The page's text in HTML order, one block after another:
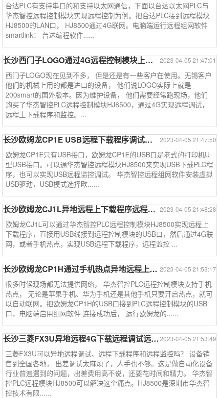
台达PLC有支持串口的和支持以太网通信，下面以台达以太网PLC与
华杰智控远程控制模块实现远程控制为例。把台达PLC接到远程模块
HJ8500的LAN口， HJ8500通过4G联网。电脑端运行远程组网软件
smartlink： 台达编程软件......
2023-04-05 21:47:01
长沙西门子LOGO通过4G远程控制模块上下载程序监控
西门子LOGO现在见到不多， 但是还是有一些客户在使用。无锡客户
他们的机械上用的都是进口的设备， 他们说LOGO实际上就是
200smart的国外版本。因为维护设备， 他们需要经常跑现场，他们
购买了华杰智控PLC远程控制模块HJ8500，通过4G实现远程调试，
远程上下载程序和监控。...
2023-04-05 21:47:50
长沙欧姆龙CP1E USB远程下载程序调试监控--欧姆龙系列案例
欧姆龙CP1E只有USB接口，欧姆龙CP1E的USB口是老式的打印机U
型USB接口。可以通华杰智控远程模块HJ8500来实现USB下载PLC程
序，也可以实现USB远程监控调试。 华杰智控远程组网软件安装虚拟
USB驱动，USB模式选择欧......
2023-04-05 21:48:28
长沙欧姆龙CJ1L异地远程上下载程序远程调试监控--欧姆龙系列
欧姆龙CJ1L可以通过华杰智控PLC远程控制模块HJ8500实现远程上
下载程序，直接用USB线接到远程控制模块的USB口，然后通过4G联
网，或者手机热点，实现USB远程下载程序，远程监控 ...
2023-04-05 21:53:17
长沙欧姆龙CP1H通过手机热点异地远程上下载程序--欧姆龙系列
很多时候现场都无法提供网络， 华杰智控PLC远程控制模块支持手机
热点， 无论是苹果手机、华为手机还是其他手机只要开启热点，就可
以自动联网。把欧姆龙CP1H的USB口接到PLC远程控制模块的USB
口，电脑端启用组网软件 连接成功后， 运行欧姆龙的......
2023-04-05 21:53:49
长沙三菱FX3U异地远程4G下载远程调试远程监控--三菱系列案例
三菱FX3U可以异地远程调试、远程下载程序和远程监控吗？ 设备销
售到全国各地， 出差调试太麻烦了，人手也不够。这是做自动化设备
行业普遍遇到的问题，出差费用高不说，还要花时间和精力。 华杰智
控PLC远程模块HJ8500可以解决这个痛点。HJ8500是深圳市华杰智
控技术有限......